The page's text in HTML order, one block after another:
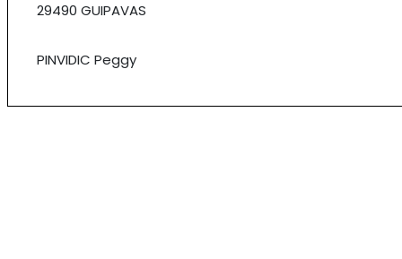
29490 GUIPAVAS
PINVIDIC Peggy